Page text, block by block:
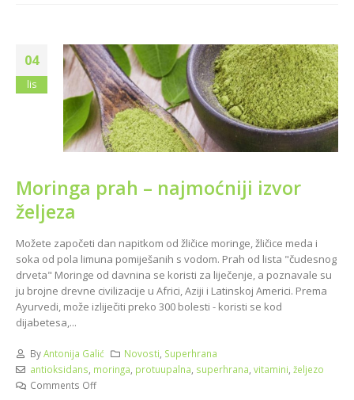
04
lis
Moringa prah – najmoćniji izvor
željeza
Možete započeti dan napitkom od žličice moringe, žličice meda i
soka od pola limuna pomiješanih s vodom. Prah od lista "čudesnog
drveta" Moringe od davnina se koristi za liječenje, a poznavale su
ju brojne drevne civilizacije u Africi, Aziji i Latinskoj Americi. Prema
Ayurvedi, može izliječiti preko 300 bolesti - koristi se kod
dijabetesa,...
ByAntonija Galić Novosti Superhrana
antioksidans moringa protuupalna superhrana vitamini željezo
Comments Off